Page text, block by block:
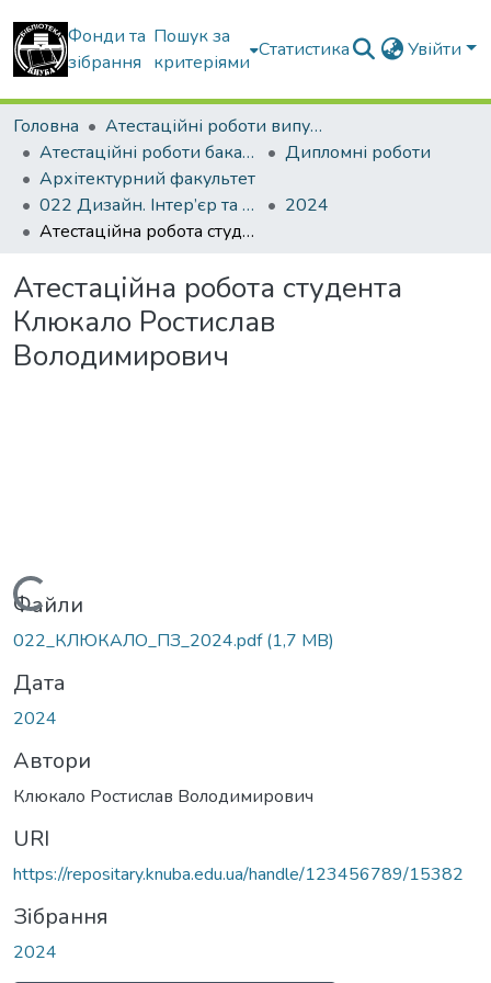
Фонди та
зібрання
Пошук за
критеріями
Статистика Увійти
Головна
Атестаційні роботи випускників
Атестаційні роботи бакалаврів
Дипломні роботи
Архітектурний факультет
022 Дизайн. Інтер’єр та обладнання
2024
Атестаційна робота студента Клюкало Ростислав Володимирович
Атестаційна робота студента
Клюкало Ростислав
Володимирович
Вантажиться...
Файли
022_КЛЮКАЛО_ПЗ_2024.pdf(1,7 MB)
Дата
2024
Автори
Клюкало Ростислав Володимирович
URI
https://repositary.knuba.edu.ua/handle/123456789/15382
Зібрання
2024